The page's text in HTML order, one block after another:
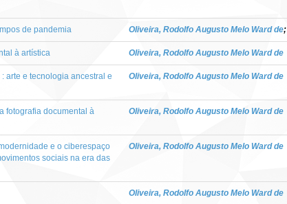
de pandemia Oliveira, Rodolfo Augusto Melo Ward de;
à artística Oliveira, Rodolfo Augusto Melo Ward de
arte e tecnologia ancestral e
Oliveira, Rodolfo Augusto Melo Ward de
fotografia documental à
Oliveira, Rodolfo Augusto Melo Ward de
e o ciberespaço
sociais na era das
Oliveira, Rodolfo Augusto Melo Ward de
Oliveira, Rodolfo Augusto Melo Ward de